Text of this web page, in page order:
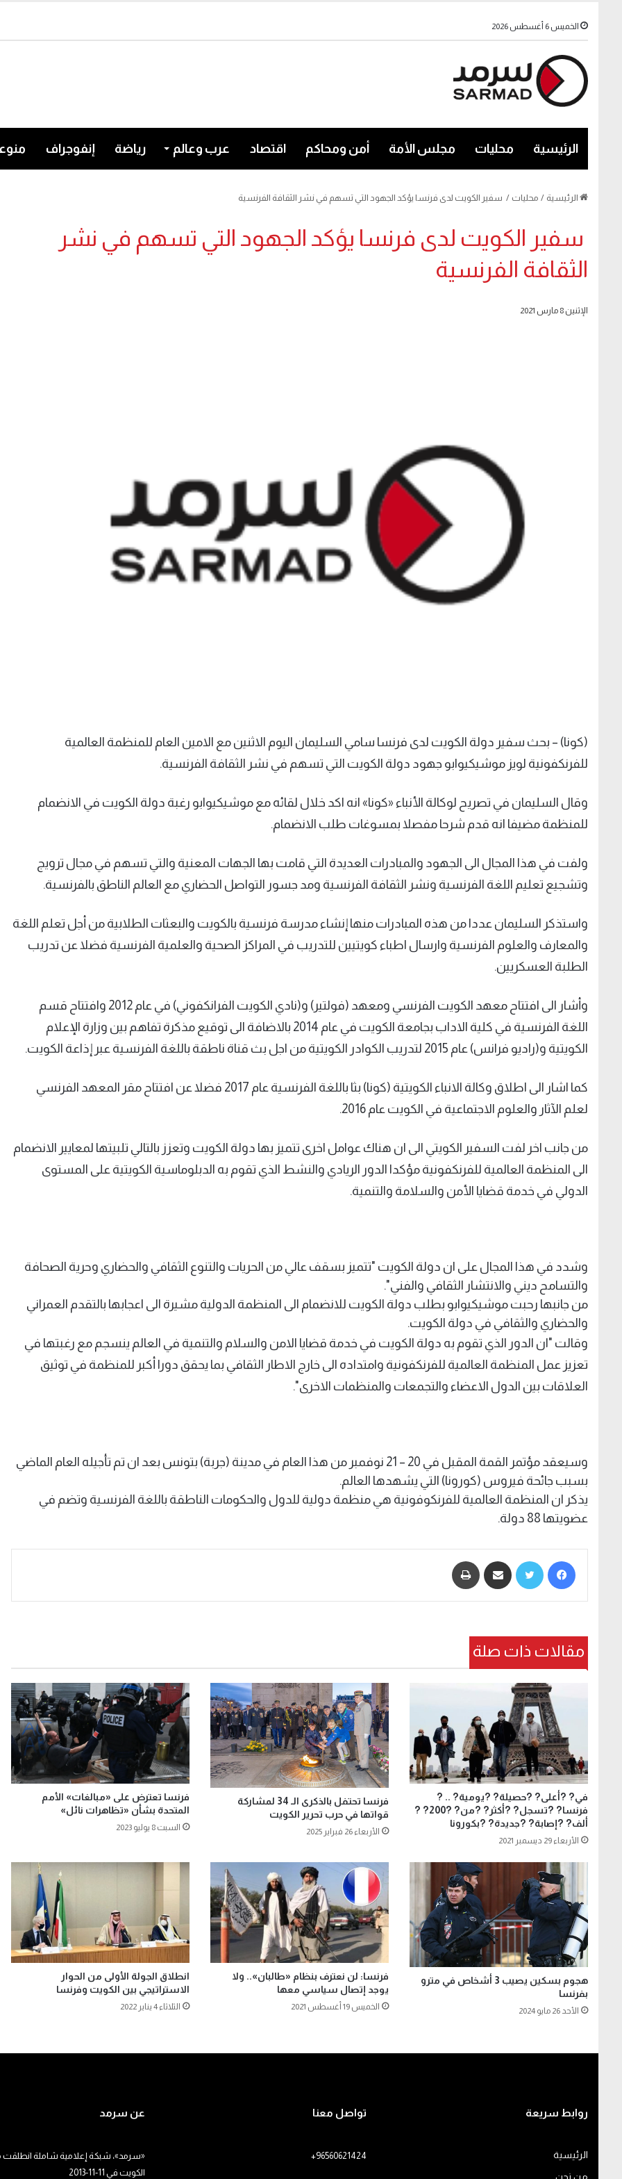
الخميس 6 أغسطس 2026
الرئيسية محليات مجلس الأمة أمن ومحاكم اقتصاد عرب وعالم رياضة إنفوجراف
الرئيسية / محليات / سفير الكويت لدى فرنسا يؤكد الجهود التي تسهم في نشر الثقافة الفرنسية
سفير الكويت لدى فرنسا يؤكد الجهود التي تسهم في نشر
الثقافة الفرنسية
الإثنين 8 مارس 2021
(كونا) – بحث سفير دولة الكويت لدى فرنسا سامي السليمان اليوم الاثنين مع الامين العام للمنظمة العالمية
للفرنكفونية لويز موشيكيوابو جهود دولة الكويت التي تسهم في نشر الثقافة الفرنسية.
وقال السليمان في تصريح لوكالة الأنباء «كونا» انه اكد خلال لقائه مع موشيكيوابو رغبة دولة الكويت في الانضمام
للمنظمة مضيفا انه قدم شرحا مفصلا بمسوغات طلب الانضمام.
ولفت في هذا المجال الى الجهود والمبادرات العديدة التي قامت بها الجهات المعنية والتي تسهم في مجال ترويج
وتشجيع تعليم اللغة الفرنسية ونشر الثقافة الفرنسية ومد جسور التواصل الحضاري مع العالم الناطق بالفرنسية.
واستذكر السليمان عددا من هذه المبادرات منها إنشاء مدرسة فرنسية بالكويت والبعثات الطلابية من أجل تعلم اللغة
والمعارف والعلوم الفرنسية وارسال اطباء كويتيين للتدريب في المراكز الصحية والعلمية الفرنسية فضلا عن تدريب
الطلبة العسكريين.
وأشار الى افتتاح معهد الكويت الفرنسي ومعهد (فولتير) و(نادي الكويت الفرانكفوني) في عام 2012 وافتتاح قسم
اللغة الفرنسية في كلية الاداب بجامعة الكويت في عام 2014 بالاضافة الى توقيع مذكرة تفاهم بين وزارة الإعلام
الكويتية و(راديو فرانس) عام 2015 لتدريب الكوادر الكويتية من اجل بث قناة ناطقة باللغة الفرنسية عبر إذاعة الكويت.
كما اشار الى اطلاق وكالة الانباء الكويتية (كونا) بثا باللغة الفرنسية عام 2017 فضلا عن افتتاح مقر المعهد الفرنسي
لعلم الآثار والعلوم الاجتماعية في الكويت عام 2016.
من جانب اخر لفت السفير الكويتي الى ان هناك عوامل اخرى تتميز بها دولة الكويت وتعزز بالتالي تلبيتها لمعايير الانضمام
الى المنظمة العالمية للفرنكفونية مؤكدا الدور الريادي والنشط الذي تقوم به الدبلوماسية الكويتية على المستوى
الدولي في خدمة قضايا الأمن والسلامة والتنمية.
وشدد في هذا المجال على ان دولة الكويت "تتميز بسقف عالي من الحريات والتنوع الثقافي والحضاري وحرية الصحافة
والتسامح ديني والانتشار الثقافي والفني".
من جانبها رحبت موشيكيوابو بطلب دولة الكويت للانضمام الى المنظمة الدولية مشيرة الى اعجابها بالتقدم العمراني
والحضاري والثقافي في دولة الكويت.
وقالت "ان الدور الذي تقوم به دولة الكويت في خدمة قضايا الامن والسلام والتنمية في العالم ينسجم مع رغبتها في
تعزيز عمل المنظمة العالمية للفرنكفونية وامتداده الى خارج الاطار الثقافي بما يحقق دورا أكبر للمنظمة في توثيق
العلاقات بين الدول الاعضاء والتجمعات والمنظمات الاخرى".
وسيعقد مؤتمر القمة المقبل في 20 – 21 نوفمبر من هذا العام في مدينة (جربة) بتونس بعد ان تم تأجيله العام الماضي
بسبب جائحة فيروس (كورونا) التي يشهدها العالم.
يذكر ان المنظمة العالمية للفرنكوفونية هي منظمة دولية للدول والحكومات الناطقة باللغة الفرنسية وتضم في
عضويتها 88 دولة.
مقالات ذات صلة
في? ?أعلى? ?حصيلة? ?يومية? .. ?
فرنسا? ?تسجل? ?أكثر? ?من? ?200? ?
ألف? ?إصابة? ?جديدة? ?بكورونا
الأربعاء 29 ديسمبر 2021
فرنسا تحتفل بالذكرى الـ 34 لمشاركة
قواتها في حرب تحرير الكويت
الأربعاء 26 فبراير 2025
فرنسا تعترض على «مبالغات» الأمم
المتحدة بشأن «تظاهرات نائل»
السبت 8 يوليو 2023
هجوم بسكين يصيب 3 أشخاص في مترو
بفرنسا
الأحد 26 مايو 2024
فرنسا: لن نعترف بنظام «طالبان».. ولا
يوجد إتصال سياسي معها
الخميس 19 أغسطس 2021
انطلاق الجولة الأولى من الحوار
الاستراتيجي بين الكويت وفرنسا
الثلاثاء 4 يناير 2022
روابط سريعة
الرئيسية
من نحن
تواصل معنا
+96560621424
عن سرمد
«سرمد»، شبكة إعلامية شاملة انطلقت
الكويت في 11-11-2013